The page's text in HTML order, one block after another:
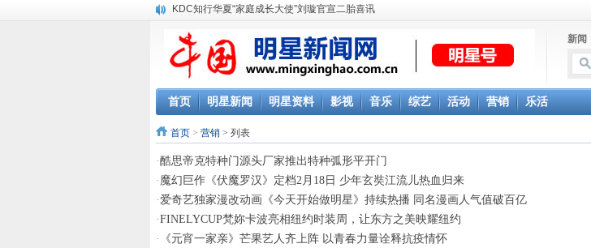
KDC知行华夏“家庭成长大使”刘璇官宣二胎喜讯
新闻
首页 明星新闻 明星资料 影视 音乐 综艺 活动 营销 乐活
首页 > 营销 > 列表
·酷思帝克特种门源头厂家推出特种弧形平开门
· 魔幻巨作《伏魔罗汉》定档2月18日 少年玄奘江流儿热血归来
·爱奇艺独家漫改动画《今天开始做明星》持续热播 同名漫画人气值破百亿
·FINELYCUP梵妳卡波亮相纽约时装周，让东方之美映耀纽约
· 《元宵一家亲》芒果艺人齐上阵 以青春力量诠释抗疫情怀